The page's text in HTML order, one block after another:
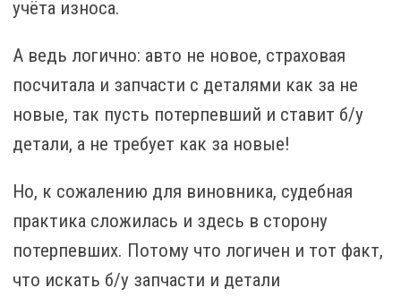
учёта износа.
А ведь логично: авто не новое, страховая
посчитала и запчасти с деталями как за не
новые, так пусть потерпевший и ставит б/у
детали, а не требует как за новые!
Но, к сожалению для виновника, судебная
практика сложилась и здесь в сторону
потерпевших. Потому что логичен и тот факт,
что искать б/у запчасти и детали